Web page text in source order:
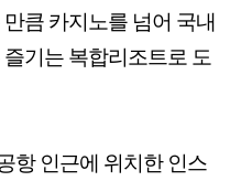
큼 카지노를 넘어 국내
기는 복합리조트로 도
항 인근에 위치한 인스